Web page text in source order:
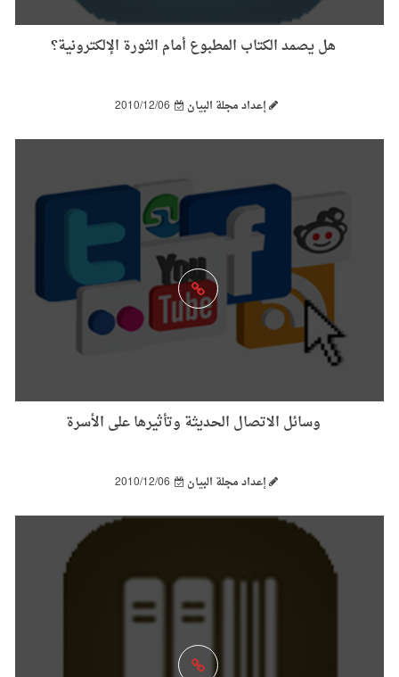
هل يصمد الكتاب المطبوع أمام الثورة الإلكترونية؟
إعداد مجلة البيان 2010/12/06
وسائل الاتصال الحديثة وتأثيرها على الأسرة
إعداد مجلة البيان 2010/12/06